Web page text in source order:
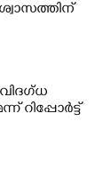
വിദഗ്ധ
റിപ്പോർട്ട്